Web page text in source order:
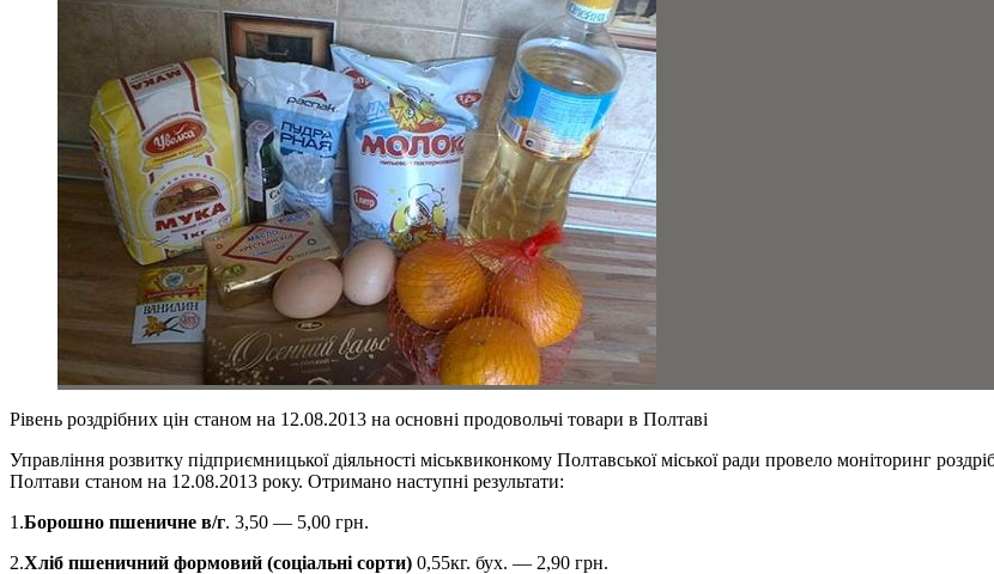
Рівень роздрібних цін станом на 12.08.2013 на основні продовольчі товари в Полтаві
Управління розвитку підприємницької діяльності міськвиконкому Полтавської міської ради провело моніторинг
Полтави станом на 12.08.2013 року. Отримано наступні результати:
1.Борошно пшеничне в/г. 3,50 — 5,00 грн.
2.Хліб пшеничний формовий (соціальні сорти) 0,55кг. бух. — 2,90 грн.